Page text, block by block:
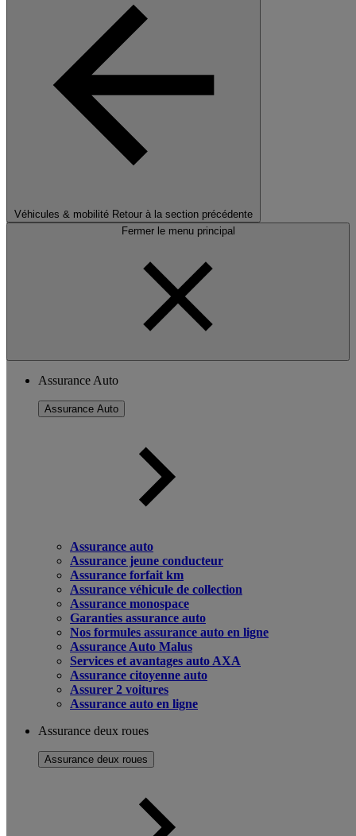
Véhicules & mobilité Retour à la section précédente
Fermer le menu principal
Assurance Auto
Assurance Auto
Assurance auto
Assurance jeune conducteur
Assurance forfait km
Assurance véhicule de collection
Assurance monospace
Garanties assurance auto
Nos formules assurance auto en ligne
Assurance Auto Malus
Services et avantages auto AXA
Assurance citoyenne auto
Assurer 2 voitures
Assurance auto en ligne
Assurance deux roues
Assurance deux roues